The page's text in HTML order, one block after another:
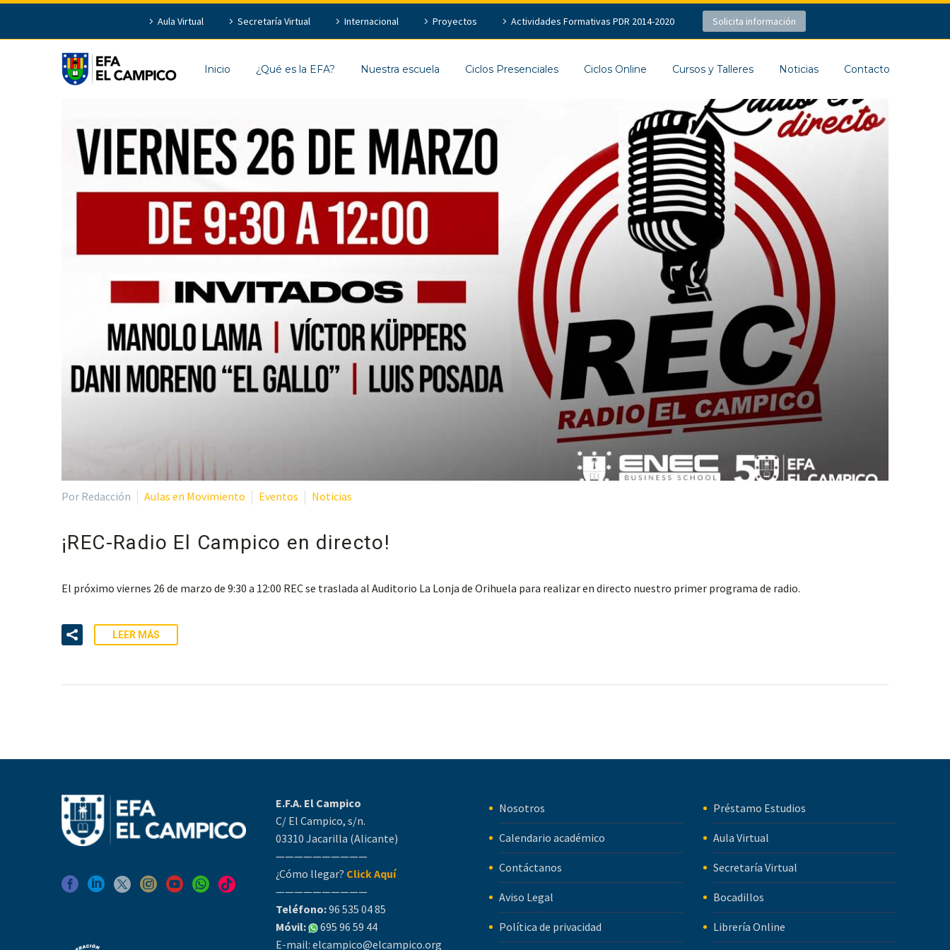
Aula Virtual Secretaría Virtual Internacional Proyectos Actividades Formativas PDR 2014-2020 Solicita información
Inicio ¿Qué es la EFA? Nuestra escuela Ciclos Presenciales Ciclos Online Cursos y Talleres Noticias Contacto
Por Redacción Aulas en Movimiento Eventos Noticias
¡REC-Radio El Campico en directo!
El próximo viernes 26 de marzo de 9:30 a 12:00 REC se traslada al Auditorio La Lonja de Orihuela para realizar en directo nuestro primer programa de radio.
LEER MÁS
E.F.A. El Campico
C/ El Campico, s/n.
03310 Jacarilla (Alicante)
——————————
¿Cómo llegar? Click Aquí
——————————
Teléfono:96 535 04 85
Móvil:
695 96 59 44
E-mail: elcampico@elcampico.org
Nosotros
Calendario académico
Contáctanos
Aviso Legal
Política de privacidad
Préstamo Estudios
Aula Virtual
Secretaría Virtual
Bocadillos
Librería Online